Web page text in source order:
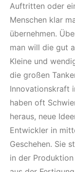
Auftritten oder
Menschen klar
übernehmen.
man will die gut
Kleine und
die großen
Innovationskraft
haben oft
heraus, neue
Entwickler in
Geschehen. Sie
in der